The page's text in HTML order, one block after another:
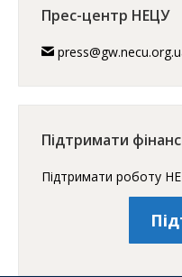
Прес-центр НЕЦУ
Підтримати
Підтримати роботу